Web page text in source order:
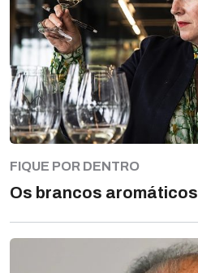
FIQUE POR DENTRO
Os brancos